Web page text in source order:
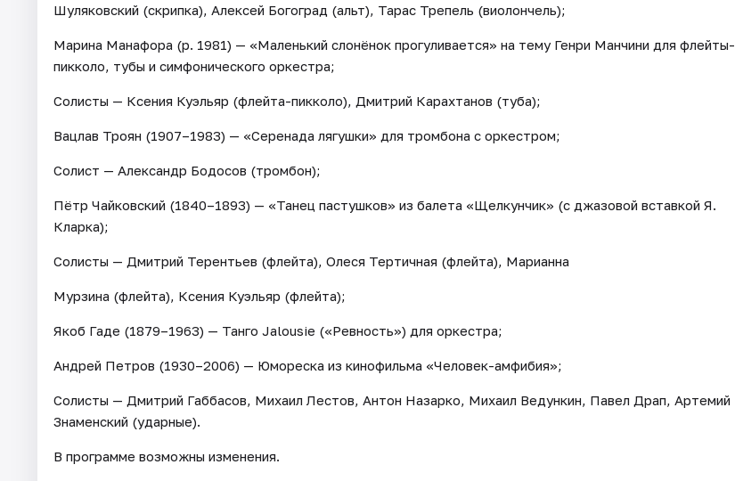
Шуляковский (скрипка), Алексей Богоград (альт), Тарас Трепель (виолончель);
Марина Манафора (р. 1981) — «Маленький слонёнок прогуливается» на тему Генри Манчини для флейты-
пикколо, тубы и симфонического оркестра;
Солисты — Ксения Куэльяр (флейта-пикколо), Дмитрий Карахтанов (туба);
Вацлав Троян (1907–1983) — «Серенада лягушки» для тромбона с оркестром;
Солист — Александр Бодосов (тромбон);
Пётр Чайковский (1840–1893) — «Танец пастушков» из балета «Щелкунчик» (с джазовой вставкой Я.
Кларка);
Солисты — Дмитрий Терентьев (флейта), Олеся Тертичная (флейта), Марианна
Мурзина (флейта), Ксения Куэльяр (флейта);
Якоб Гаде (1879–1963) — Танго Jalousie («Ревность») для оркестра;
Андрей Петров (1930–2006) — Юмореска из кинофильма «Человек-амфибия»;
Солисты — Дмитрий Габбасов, Михаил Лестов, Антон Назарко, Михаил Ведункин, Павел Драп, Артемий
Знаменский (ударные).
В программе возможны изменения.